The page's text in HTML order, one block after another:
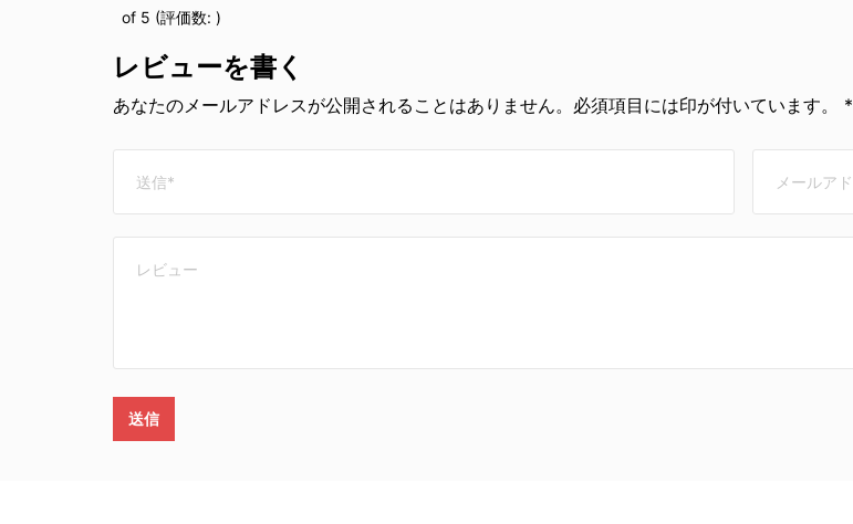
of 5 (評価数: )
レビューを書く
あなたのメールアドレスが公開されることはありません。必須項目には印が付いています。 *
送信